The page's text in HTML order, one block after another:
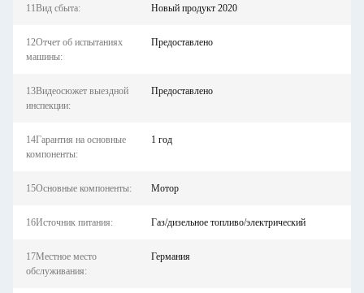
11Вид сбыта: Новый продукт 2020
12Отчет об испытаниях
машины:
Предоставлено
13Видеосюжет выездной
инспекции:
Предоставлено
14Гарантия на основные
компоненты:
1 год
15Основные компоненты: Мотор
16Источник питания: Газ/дизельное топливо/электрический
17Местное место
обслуживания:
Германия